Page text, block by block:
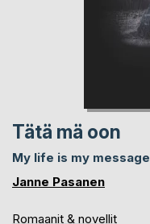
Tätä mä oon
My life is my message
Janne Pasanen
Romaanit & novellit